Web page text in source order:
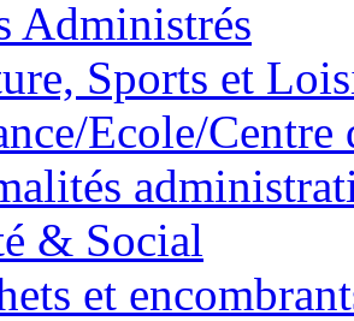
Administrés
Sports et
Ecole/Centre
& Social
et